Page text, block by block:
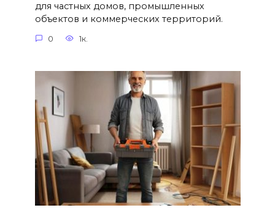
для частных домов, промышленных
объектов и коммерческих территорий.
0 1к.